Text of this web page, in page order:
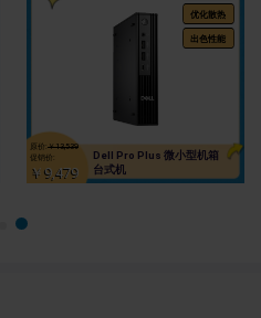
Dell Pro Plus 微小型机箱
台式机
原价: ￥13,539
促销价:
￥9,479
优化散热
出色性能